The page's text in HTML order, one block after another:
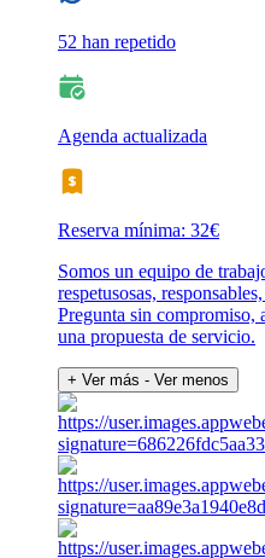
52 han repetido
Agenda actualizada
Reserva mínima: 32€
Somos un equipo de
respetusosas,
Pregunta sin compromiso,
una propuesta de servicio.
+ Ver más - Ver menos